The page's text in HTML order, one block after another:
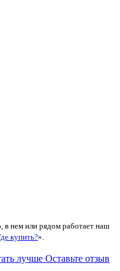
в нем или рядом работает наш
купить?».
лучше Оставьте отзыв